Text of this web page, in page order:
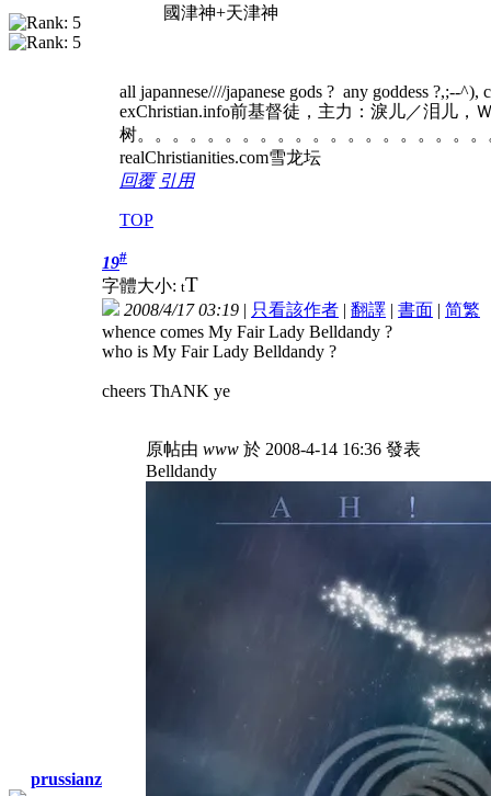
國津神+天津神
all japannese////japanese gods ? any goddess ?,;--^),
exChristian.info前基督徒，主力：淚儿／泪儿，
树。。。。。。。。。。。。。。。。。。。
realChristianities.com雪龙坛
回覆 引用
TOP
prussianz
19#
字體大小: tT
2008/4/17 03:19 | 只看該作者 | 翻譯 | 書面 | 简繁
whence comes My Fair Lady Belldandy ?
who is My Fair Lady Belldandy ?
cheers ThANK ye
原帖由 www 於 2008-4-14 16:36 發表
Belldandy